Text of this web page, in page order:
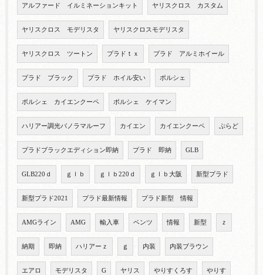
アルファード イルミネーションキット ヤリスクロス カスタム
ヤリスクロス モデリスタ ヤリスクロスモデリスタ
ヤリスクロス ツートン プラドｔｘ プラド アルミホイール
プラド ブラック プラド ホイル安い ポルシェ
ポルシェ カイエンクーペ ポルシェ ケイマン
ハリアー調光パノラマルーフ カイエン カイエンクーペ ぷらど
プラドブラックエディション即納 プラド 即納 GLB
GLB220ｄ ｇｌｂ ｇｌｂ220ｄ ｇｌｂ大阪 新型プラド
新型プラド2021 プラド最新情報 プラド新型 情報
AMGライン AMG 輸入車 ベンツ 情報 新型 ｚ
納期 即納 ハリアーｚ ｇ 内装 内装ブラウン
エアロ モデリスタ G ヤリス やりすくろす やりす